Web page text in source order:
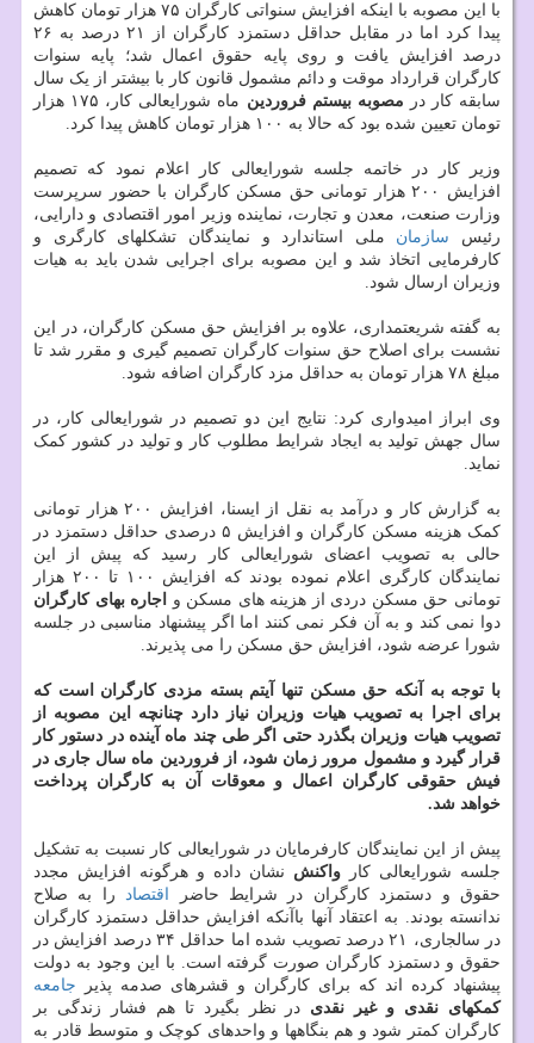
با این مصوبه با اینکه افزایش سنواتی کارگران ۷۵ هزار تومان کاهش
پیدا کرد اما در مقابل حداقل دستمزد کارگران از ۲۱ درصد به ۲۶
درصد افزایش یافت و روی پایه حقوق اعمال شد؛ پایه سنوات
کارگران قرارداد موقت و دائم مشمول قانون کار با بیشتر از یک سال
سابقه کار در
مصوبه بیستم فروردین
ماه شورایعالی کار، ۱۷۵ هزار
تومان تعیین شده بود که حالا به ۱۰۰ هزار تومان کاهش پیدا کرد.
وزیر کار در خاتمه جلسه شورایعالی کار اعلام نمود که تصمیم
افزایش ۲۰۰ هزار تومانی حق مسکن کارگران با حضور سرپرست
وزارت صنعت، معدن و تجارت، نماینده وزیر امور اقتصادی و دارایی،
رئیس سازمان ملی استاندارد و نمایندگان تشکلهای کارگری و
کارفرمایی اتخاذ شد و این مصوبه برای اجرایی شدن باید به هیات
وزیران ارسال شود.
به گفته شریعتمداری، علاوه بر افزایش حق مسکن کارگران، در این
نشست برای اصلاح حق سنوات کارگران تصمیم گیری و مقرر شد تا
مبلغ ۷۸ هزار تومان به حداقل مزد کارگران اضافه شود.
وی ابراز امیدواری کرد: نتایج این دو تصمیم در شورایعالی کار، در
سال جهش تولید به ایجاد شرایط مطلوب کار و تولید در کشور کمک
نماید.
به گزارش کار و درآمد به نقل از ایسنا، افزایش ۲۰۰ هزار تومانی
کمک هزینه مسکن کارگران و افزایش ۵ درصدی حداقل دستمزد در
حالی به تصویب اعضای شورایعالی کار رسید که پیش از این
نمایندگان کارگری اعلام نموده بودند که افزایش ۱۰۰ تا ۲۰۰ هزار
تومانی حق مسکن دردی از هزینه های مسکن و
اجاره بهای کارگران
دوا نمی کند و به آن فکر نمی کنند اما اگر پیشنهاد مناسبی در جلسه
شورا عرضه شود، افزایش حق مسکن را می پذیرند.
با توجه به آنکه حق مسکن تنها آیتم بسته مزدی کارگران است که
برای اجرا به تصویب هیات وزیران نیاز دارد چنانچه این مصوبه از
تصویب هیات وزیران بگذرد حتی اگر طی چند ماه آینده در دستور کار
قرار گیرد و مشمول مرور زمان شود، از فروردین ماه سال جاری در
فیش حقوقی کارگران اعمال و معوقات آن به کارگران پرداخت
خواهد شد.
پیش از این نمایندگان کارفرمایان در شورایعالی کار نسبت به تشکیل
جلسه شورایعالی کار واکنش نشان داده و هرگونه افزایش مجدد
حقوق و دستمزد کارگران در شرایط حاضر
اقتصادرا به صلاح
ندانسته بودند. به اعتقاد آنها باآنکه افزایش حداقل دستمزد کارگران
در سالجاری، ۲۱ درصد تصویب شده اما حداقل ۳۴ درصد افزایش در
حقوق و دستمزد کارگران صورت گرفته است. با این وجود به دولت
پیشنهاد کرده اند که برای کارگران و قشرهای صدمه پذیر جامعه
کمکهای نقدی و غیر نقدی در نظر بگیرد تا هم فشار زندگی بر
کارگران کمتر شود و هم بنگاهها و واحدهای کوچک و متوسط قادر به